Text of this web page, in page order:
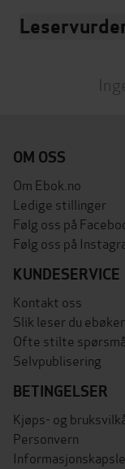
OM OSS
Om Ebok.no
Ledige stillinger
Følg oss på
Følg oss på
KUNDESERVICE
Kontakt oss
Slik leser du
Ofte stilte
Selvpublisering
BETINGELSER
Kjøps- og
Personvern